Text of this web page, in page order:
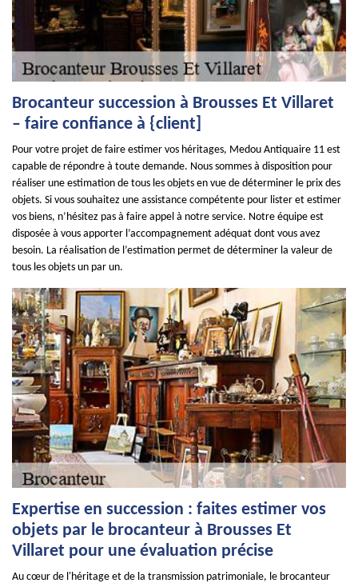
Brocanteur succession à Brousses Et Villaret
– faire confiance à {client]
Pour votre projet de faire estimer vos héritages, Medou Antiquaire 11 est
capable de répondre à toute demande. Nous sommes à disposition pour
réaliser une estimation de tous les objets en vue de déterminer le prix des
objets. Si vous souhaitez une assistance compétente pour lister et estimer
vos biens, n’hésitez pas à faire appel à notre service. Notre équipe est
disposée à vous apporter l’accompagnement adéquat dont vous avez
besoin. La réalisation de l’estimation permet de déterminer la valeur de
tous les objets un par un.
Expertise en succession : faites estimer vos
objets par le brocanteur à Brousses Et
Villaret pour une évaluation précise
Au cœur de l'héritage et de la transmission patrimoniale, le brocanteur